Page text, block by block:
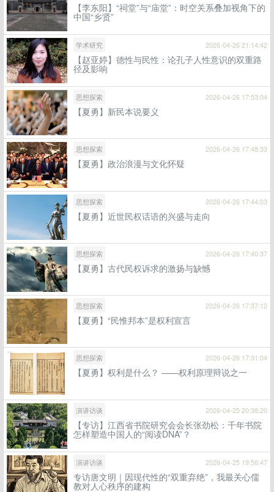
【李东阳】“祠堂”与“庙堂”：时空关系叠加视角下的
中国“乡贤”
学术研究 2026-04-26 21:14:42
【赵亚婷】德性与民性：论孔子人性意识的双重路
径及影响
思想探索 2026-04-26 17:53:04
【夏勇】新民本说要义
思想探索 2026-04-26 17:48:33
【夏勇】政治浪漫与文化怀疑
思想探索 2026-04-26 17:44:03
【夏勇】近世民权话语的兴盛与走向
思想探索 2026-04-26 17:40:37
【夏勇】古代民权诉求的激扬与缺憾
思想探索 2026-04-26 17:37:12
【夏勇】“民惟邦本”是权利宣言
思想探索 2026-04-26 17:31:04
【夏勇】权利是什么？ ——权利原理辩说之一
演讲访谈 2026-04-25 20:38:20
【专访】江西省书院研究会会长张劲松：千年书院
怎样塑造中国人的“阅读DNA”？
演讲访谈 2026-04-25 19:56:47
专访唐文明｜因现代性的“双重弃绝”，我最关心儒
教对人心秩序的建构